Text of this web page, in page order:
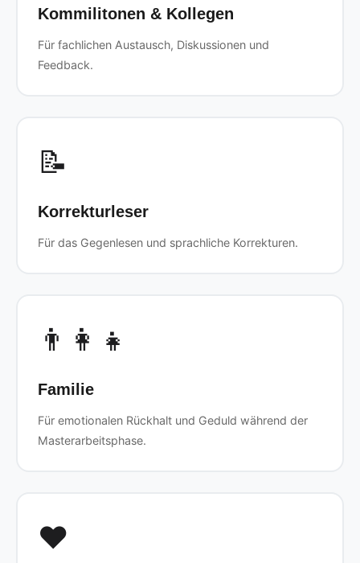
Kommilitonen & Kollegen
Für fachlichen Austausch, Diskussionen und
Feedback.
📝
Korrekturleser
Für das Gegenlesen und sprachliche Korrekturen.
👨‍👩‍👧
Familie
Für emotionalen Rückhalt und Geduld während der
Masterarbeitsphase.
❤️